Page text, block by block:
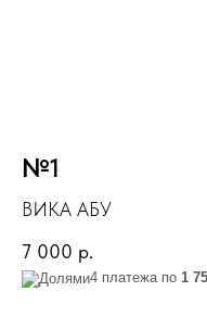
№1
ВИКА АБУ
7 000 р.
4 платежа по 1